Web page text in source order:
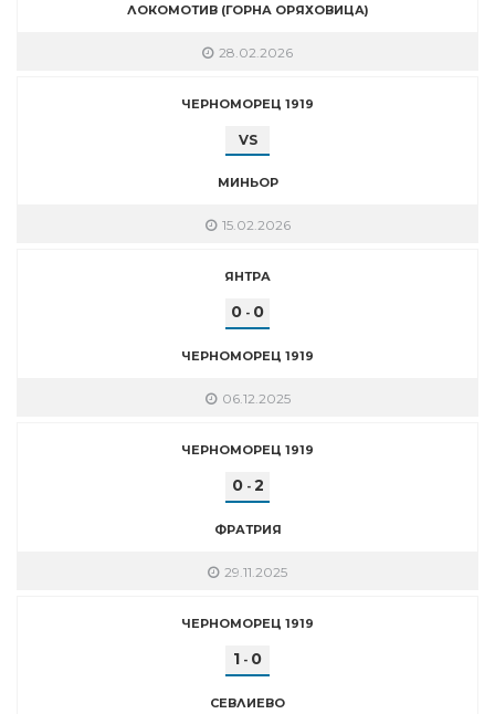
ЛОКОМОТИВ (ГОРНА ОРЯХОВИЦА)
28.02.2026
ЧЕРНОМОРЕЦ 1919
VS
МИНЬОР
15.02.2026
ЯНТРА
0 - 0
ЧЕРНОМОРЕЦ 1919
06.12.2025
ЧЕРНОМОРЕЦ 1919
0- 2
ФРАТРИЯ
29.11.2025
ЧЕРНОМОРЕЦ 1919
1 - 0
СЕВЛИЕВО